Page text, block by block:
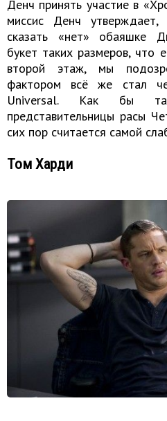
Денч принять участие в
миссис Денч
сказать «нет» обаяшке
букет таких размеров, что
второй этаж, мы
фактором всё же стал
Universal. Как бы
представительницы расы
сих пор считается самой
Том Харди